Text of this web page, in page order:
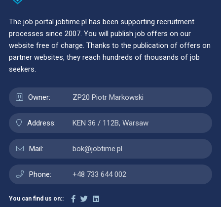
The job portal jobtime.pl has been supporting recruitment
processes since 2007. You will publish job offers on our
website free of charge. Thanks to the publication of offers on
partner websites, they reach hundreds of thousands of job
seekers.
Owner: ZP20 Piotr Markowski
Address: KEN 36 / 112B, Warsaw
Mail: bok@jobtime.pl
Phone: +48 733 644 002
You can find us on::